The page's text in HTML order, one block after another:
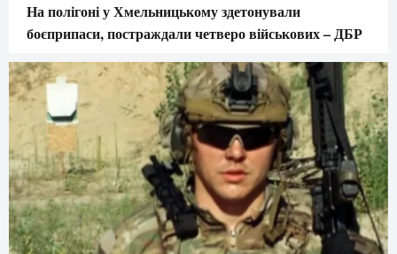
На полігоні у Хмельницькому здетонували
боєприпаси, постраждали четверо військових – ДБР